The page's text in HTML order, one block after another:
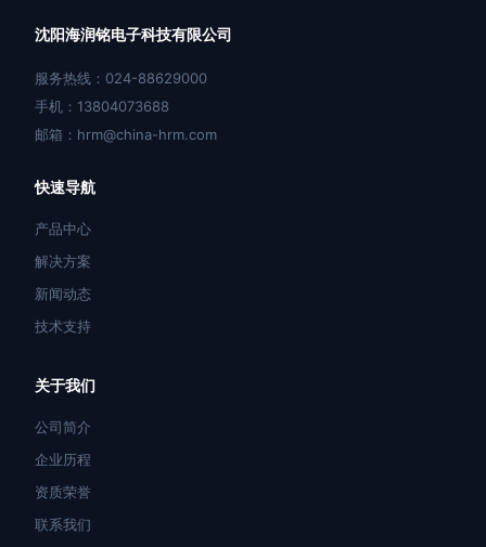
沈阳海润铭电子科技有限公司
服务热线：024-88629000
手机：13804073688
邮箱：hrm@china-hrm.com
快速导航
产品中心
解决方案
新闻动态
技术支持
关于我们
公司简介
企业历程
资质荣誉
联系我们